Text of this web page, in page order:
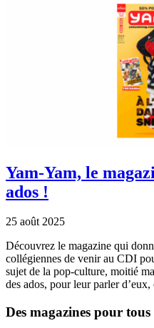
Yam-Yam, le
ados !
25 août 2025
Découvrez le magazine qui
collégiennes de venir au CDI
sujet de la pop-culture, moitié
des ados, pour leur parler
Des magazines pour tous